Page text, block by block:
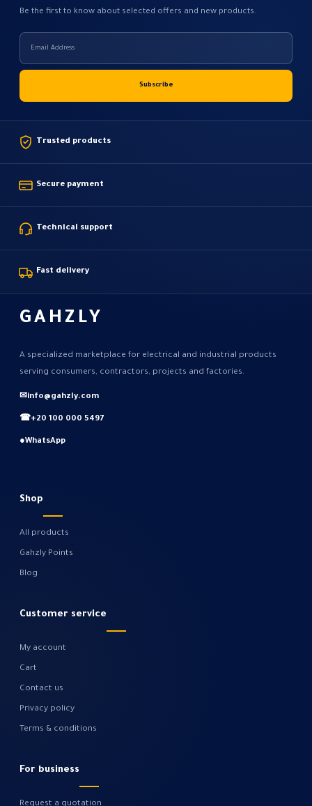
Be the first to know about selected offers and new products.
Trusted products
Secure payment
Technical support
Fast delivery
GAHZLY
A specialized marketplace for electrical and industrial products
serving consumers, contractors, projects and factories.
✉info@gahzly.com
☎+20 100 000 5497
●WhatsApp
Shop
All products
Gahzly Points
Blog
Customer service
My account
Cart
Contact us
Privacy policy
Terms & conditions
For business
Request a quotation